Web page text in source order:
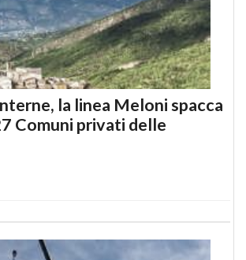
la linea Meloni spacca
Comuni privati delle